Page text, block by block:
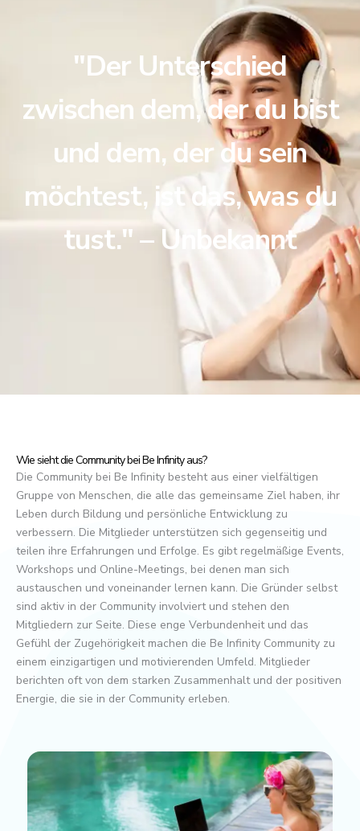
"Der Unterschied
zwischen dem, der du bist
und dem, der du sein
möchtest, ist das, was du
tust." – Unbekannt
Wie sieht die Community bei Be Infinity aus?
Die Community bei Be Infinity besteht aus einer vielfältigen
Gruppe von Menschen, die alle das gemeinsame Ziel haben, ihr
Leben durch Bildung und persönliche Entwicklung zu
verbessern. Die Mitglieder unterstützen sich gegenseitig und
teilen ihre Erfahrungen und Erfolge. Es gibt regelmäßige Events,
Workshops und Online-Meetings, bei denen man sich
austauschen und voneinander lernen kann. Die Gründer selbst
sind aktiv in der Community involviert und stehen den
Mitgliedern zur Seite. Diese enge Verbundenheit und das
Gefühl der Zugehörigkeit machen die Be Infinity Community zu
einem einzigartigen und motivierenden Umfeld. Mitglieder
berichten oft von dem starken Zusammenhalt und der positiven
Energie, die sie in der Community erleben.